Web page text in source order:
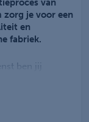
van
zorg je voor een
en
fabriek.
ben jij
en oog voor